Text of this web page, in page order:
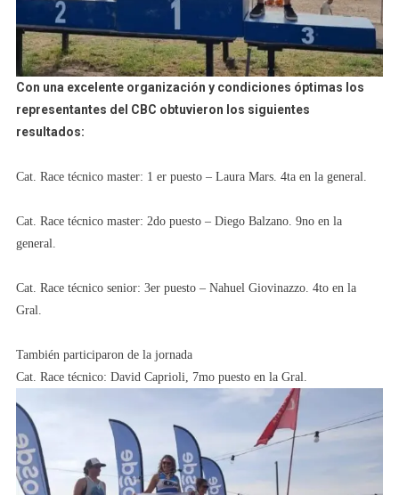
Con una excelente organización y condiciones óptimas los
representantes del CBC obtuvieron los siguientes
resultados:
Cat. Race técnico master: 1 er puesto – Laura Mars. 4ta en la general.
Cat. Race técnico master: 2do puesto – Diego Balzano. 9no en la
general.
Cat. Race técnico senior: 3er puesto – Nahuel Giovinazzo. 4to en la
Gral.
También participaron de la jornada
Cat. Race técnico: David Caprioli, 7mo puesto en la Gral.